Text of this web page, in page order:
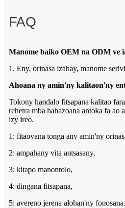
FAQ
Manome baiko OEM na ODM ve
1. Eny, orinasa izahay, manome
Ahoana ny amin'ny kalitaon'ny
Tokony handalo fitsapana kalitao
rehetra mba hahazoana antoka fa ao
izy ireo.
1: fitaovana tonga any amin'ny
2: ampahany vita antsasany,
3: kitapo manontolo,
4: dingana fitsapana,
5: avereno jerena alohan'ny fonosana.